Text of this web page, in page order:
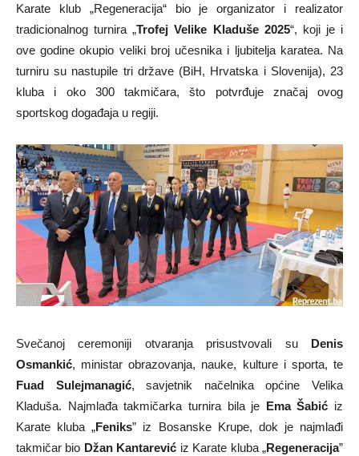
Karate klub „Regeneracija“ bio je organizator i realizator
tradicionalnog turnira „Trofej Velike Kladuše 2025“, koji je i
ove godine okupio veliki broj učesnika i ljubitelja karatea. Na
turniru su nastupile tri države (BiH, Hrvatska i Slovenija), 23
kluba i oko 300 takmičara, što potvrđuje značaj ovog
sportskog događaja u regiji.
Svečanoj ceremoniji otvaranja prisustvovali su Denis
Osmankić, ministar obrazovanja, nauke, kulture i sporta, te
Fuad Sulejmanagić, savjetnik načelnika općine Velika
Kladuša. Najmlađa takmičarka turnira bila je Ema Šabić iz
Karate kluba „Feniks” iz Bosanske Krupe, dok je najmlađi
takmičar bio Džan Kantarević iz Karate kluba „Regeneracija”